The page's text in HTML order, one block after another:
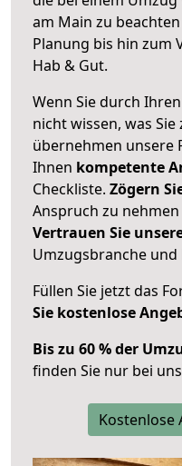
am Main zu
Planung bis hin zum
Hab & Gut.
Wenn Sie durch
nicht wissen, was
übernehmen unsere
Ihnen kompetente
Checkliste. Zögern
Anspruch zu
Vertrauen Sie
Umzugsbranche und
Füllen Sie jetzt das
Sie kostenlose
Bis zu 60 % der
finden Sie nur bei
Kostenlose